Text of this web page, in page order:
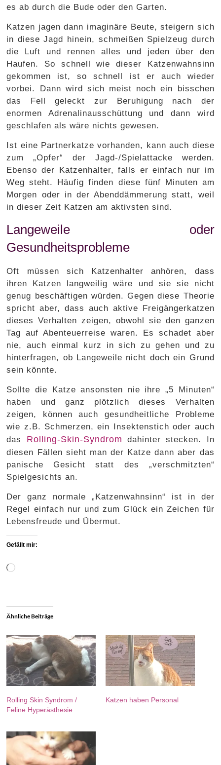
es ab durch die Bude oder den Garten.
Katzen jagen dann imaginäre Beute, steigern sich
in diese Jagd hinein, schmeißen Spielzeug durch
die Luft und rennen alles und jeden über den
Haufen. So schnell wie dieser Katzenwahnsinn
gekommen ist, so schnell ist er auch wieder
vorbei. Dann wird sich meist noch ein bisschen
das Fell geleckt zur Beruhigung nach der
enormen Adrenalinausschüttung und dann wird
geschlafen als wäre nichts gewesen.
Ist eine Partnerkatze vorhanden, kann auch diese
zum „Opfer“ der Jagd-/Spielattacke werden.
Ebenso der Katzenhalter, falls er einfach nur im
Weg steht. Häufig finden diese fünf Minuten am
Morgen oder in der Abenddämmerung statt, weil
in dieser Zeit Katzen am aktivsten sind.
Langeweile oder
Gesundheitsprobleme
Oft müssen sich Katzenhalter anhören, dass
ihren Katzen langweilig wäre und sie sie nicht
genug beschäftigen würden. Gegen diese Theorie
spricht aber, dass auch aktive Freigängerkatzen
dieses Verhalten zeigen, obwohl sie den ganzen
Tag auf Abenteuerreise waren. Es schadet aber
nie, auch einmal kurz in sich zu gehen und zu
hinterfragen, ob Langeweile nicht doch ein Grund
sein könnte.
Sollte die Katze ansonsten nie ihre „5 Minuten“
haben und ganz plötzlich dieses Verhalten
zeigen, können auch gesundheitliche Probleme
wie z.B. Schmerzen, ein Insektenstich oder auch
das Rolling-Skin-Syndrom dahinter stecken. In
diesen Fällen sieht man der Katze dann aber das
panische Gesicht statt des „verschmitzten“
Spielgesichts an.
Der ganz normale „Katzenwahnsinn“ ist in der
Regel einfach nur und zum Glück ein Zeichen für
Lebensfreude und Übermut.
Gefällt mir:
Wird
Ähnliche Beiträge
Rolling Skin Syndrom /
Feline Hyperästhesie
Katzen haben Personal